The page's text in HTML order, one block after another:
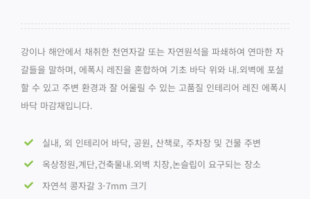
강이나 해안에서 채취한 천연자갈 또는 자연원석을 파쇄하여 연마한 자
갈들을 말하며, 에폭시 레진을 혼합하여 기초 바닥 위와 내.외벽에 포설
할 수 있고 주변 환경과 잘 어울릴 수 있는 고품질 인테리어 레진 에폭시
바닥 마감재입니다.
실내, 외 인테리어 바닥, 공원, 산책로, 주차장 및 건물 주변
옥상정원,계단,건축물내.외벽 치장,논슬립이 요구되는 장소
자연석 콩자갈 3-7mm 크기